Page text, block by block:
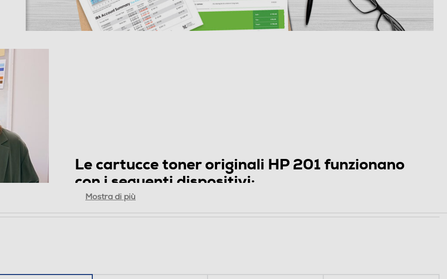
Le cartucce toner originali HP 201 funzionano
con i seguenti dispositivi:
HP LaserJet Pro:
Mostra di più